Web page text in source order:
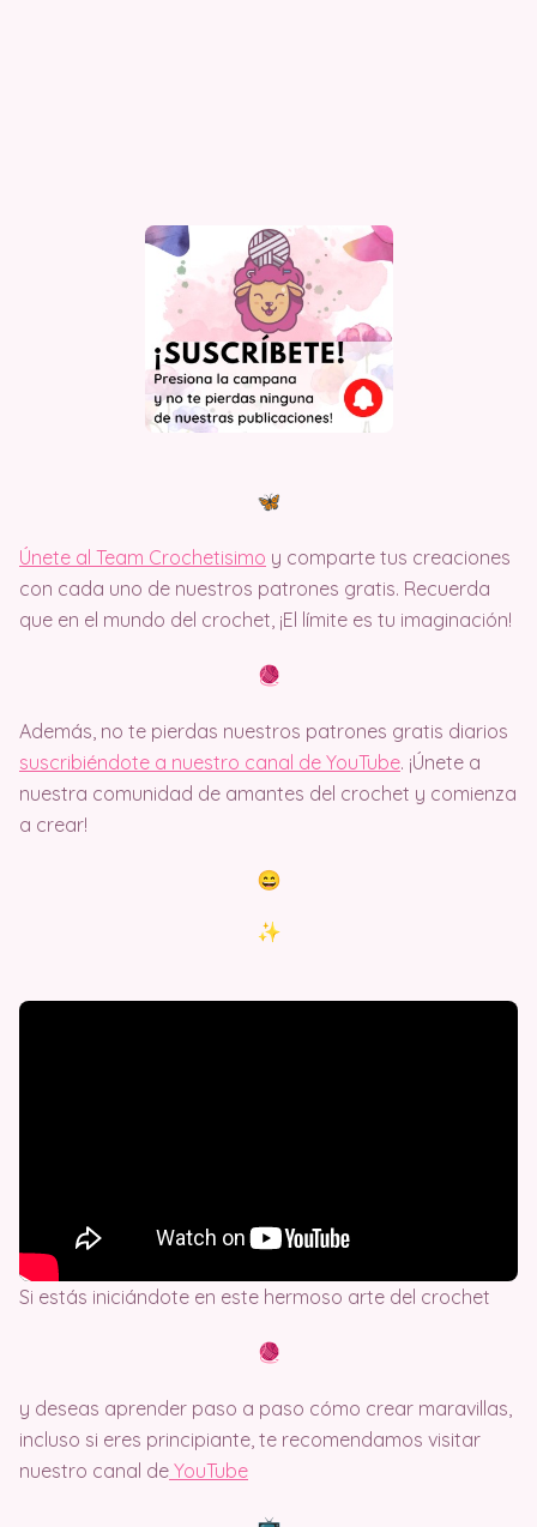
Únete al Team Crochetisimo y comparte tus creaciones
con cada uno de nuestros patrones gratis. Recuerda
que en el mundo del crochet, ¡El límite es tu imaginación!
Además, no te pierdas nuestros patrones gratis diarios
suscribiéndote a nuestro canal de YouTube. ¡Únete a
nuestra comunidad de amantes del crochet y comienza
a crear!
Si estás iniciándote en este hermoso arte del crochet
y deseas aprender paso a paso cómo crear maravillas,
incluso si eres principiante, te recomendamos visitar
nuestro canal de YouTube